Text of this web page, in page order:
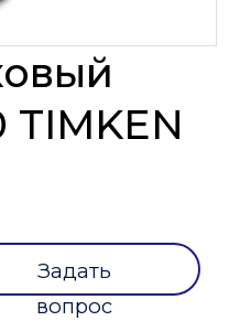
TIMKEN
Задать
вопрос